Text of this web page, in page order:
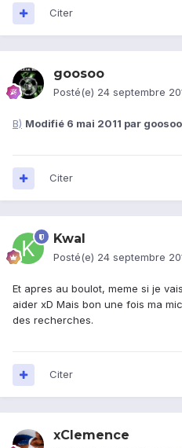
Citer
goosoo
Posté(e) 24 septembre
B) Modifié 6 mai 2011 par goosoo
Citer
Kwal
Posté(e) 24 septembre
Et apres au boulot, meme si je
aider xD Mais bon une fois ma
des recherches.
Citer
xClemence